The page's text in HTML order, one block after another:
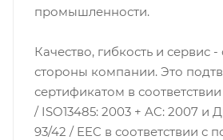
промышленности.
Качество, гибкость и сервис
стороны компании. Это
сертификатом в
/ ISO13485: 2003 + AC: 2007 и
93/42 / EEC в соответствии с